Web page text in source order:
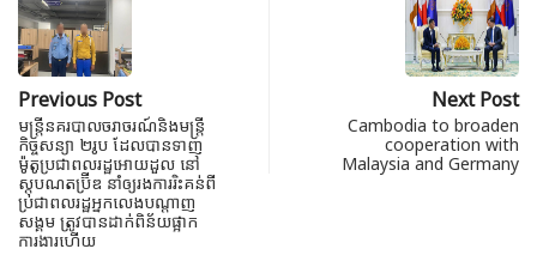
Previous Post
មន្ត្រីនគរបាលចរាចរណ៍និងមន្ត្រី
កិច្ចសន្យា ២រូប ដែលបានទាញ
ម៉ូតូប្រជាពលរដ្ឋអោយដួល នៅ
ស្តុបណតប៊្រីឌ នាំឲ្យរងការរិះគន់ពី
ប្រជាពលរដ្ឋអ្នកលេងបណ្តាញ
សង្គម ត្រូវបានដាក់ពិន័យផ្អាក
ការងារហើយ
Next Post
Cambodia to broaden
cooperation with
Malaysia and Germany